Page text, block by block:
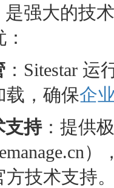
强大的技
：Sitestar
载，确保企
支持：提供
方技术支持